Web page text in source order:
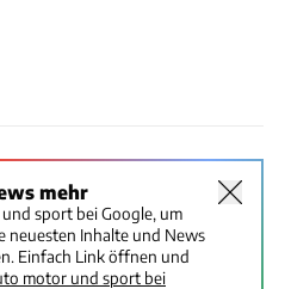
mehr
sport bei Google, um
neuesten Inhalte und News
Einfach Link öffnen und
motor und sport bei